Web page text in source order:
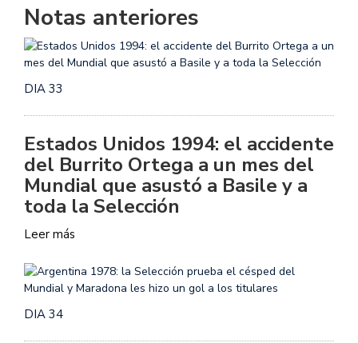
Notas anteriores
DIA 33
Estados Unidos 1994: el accidente
del Burrito Ortega a un mes del
Mundial que asustó a Basile y a
toda la Selección
Leer más
DIA 34